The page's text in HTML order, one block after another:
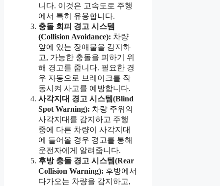
니다. 이것은 고속도로 주행
에서 특히 유용합니다.
충돌 회피 경고 시스템
(Collision Avoidance): 차량
앞에 있는 장애물을 감지하
고, 가능한 충돌을 피하기 위
해 경고를 줍니다. 필요한 경
우 자동으로 브레이크를 작
동시켜 사고를 예방합니다.
사각지대 경고 시스템(Blind
Spot Warning): 차량 주위의
사각지대를 감지하고 주행
중에 다른 차량이 사각지대
에 들어올 경우 경고를 통해
운전자에게 알려줍니다.
후방 충돌 경고 시스템(Rear
Collision Warning): 후방에서
다가오는 차량을 감지하고,